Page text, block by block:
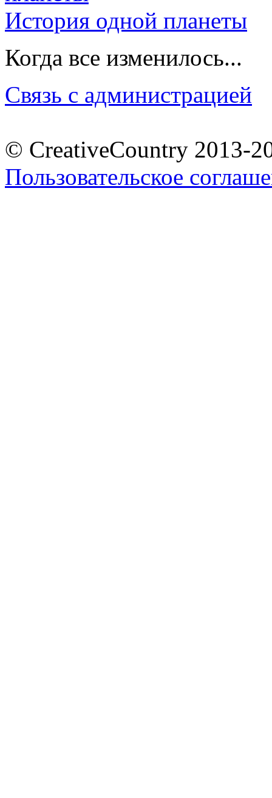
История одной планеты
Когда все изменилось...
Связь с администрацией
© CreativeCountry 2013-
Пользовательское